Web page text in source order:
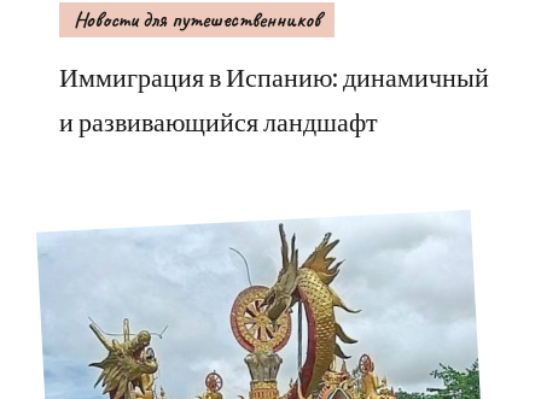
Новости для путешественников
Иммиграция в Испанию: динамичный
и развивающийся ландшафт